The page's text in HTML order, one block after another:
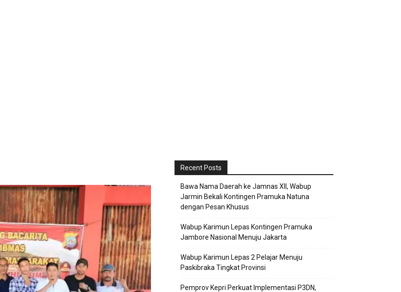
Recent Posts
Bawa Nama Daerah ke Jamnas XII, Wabup
Jarmin Bekali Kontingen Pramuka Natuna
dengan Pesan Khusus
Wabup Karimun Lepas Kontingen Pramuka
Jambore Nasional Menuju Jakarta
Wabup Karimun Lepas 2 Pelajar Menuju
Paskibraka Tingkat Provinsi
Pemprov Kepri Perkuat Implementasi P3DN,